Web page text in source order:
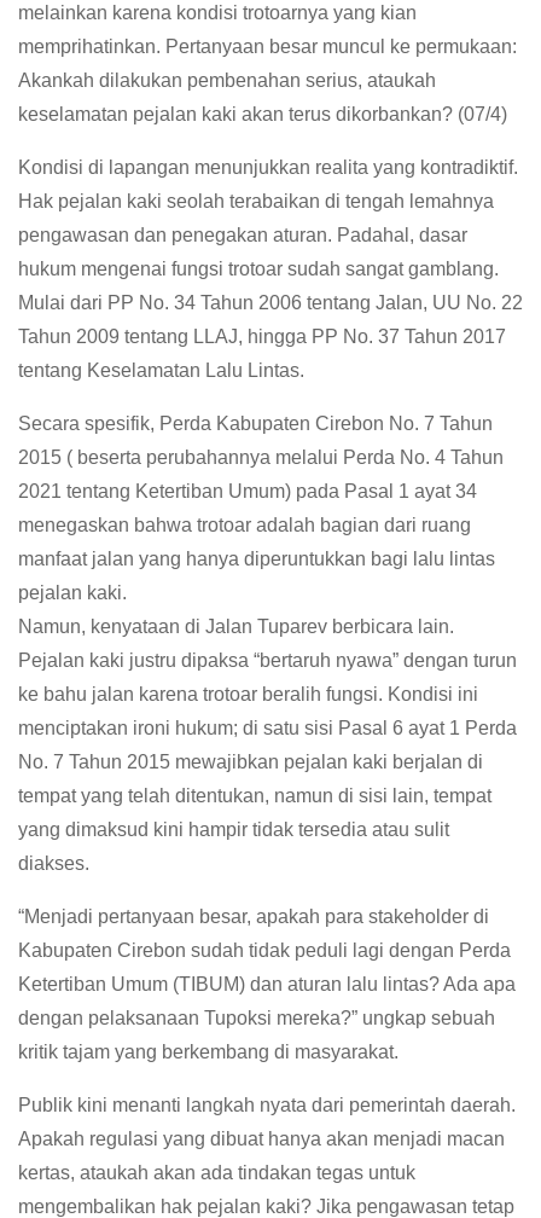
melainkan karena kondisi trotoarnya yang kian
memprihatinkan. Pertanyaan besar muncul ke permukaan:
Akankah dilakukan pembenahan serius, ataukah
keselamatan pejalan kaki akan terus dikorbankan? (07/4)
Kondisi di lapangan menunjukkan realita yang kontradiktif.
Hak pejalan kaki seolah terabaikan di tengah lemahnya
pengawasan dan penegakan aturan. Padahal, dasar
hukum mengenai fungsi trotoar sudah sangat gamblang.
Mulai dari PP No. 34 Tahun 2006 tentang Jalan, UU No. 22
Tahun 2009 tentang LLAJ, hingga PP No. 37 Tahun 2017
tentang Keselamatan Lalu Lintas.
Secara spesifik, Perda Kabupaten Cirebon No. 7 Tahun
2015 ( beserta perubahannya melalui Perda No. 4 Tahun
2021 tentang Ketertiban Umum) pada Pasal 1 ayat 34
menegaskan bahwa trotoar adalah bagian dari ruang
manfaat jalan yang hanya diperuntukkan bagi lalu lintas
pejalan kaki.
Namun, kenyataan di Jalan Tuparev berbicara lain.
Pejalan kaki justru dipaksa “bertaruh nyawa” dengan turun
ke bahu jalan karena trotoar beralih fungsi. Kondisi ini
menciptakan ironi hukum; di satu sisi Pasal 6 ayat 1 Perda
No. 7 Tahun 2015 mewajibkan pejalan kaki berjalan di
tempat yang telah ditentukan, namun di sisi lain, tempat
yang dimaksud kini hampir tidak tersedia atau sulit
diakses.
“Menjadi pertanyaan besar, apakah para stakeholder di
Kabupaten Cirebon sudah tidak peduli lagi dengan Perda
Ketertiban Umum (TIBUM) dan aturan lalu lintas? Ada apa
dengan pelaksanaan Tupoksi mereka?” ungkap sebuah
kritik tajam yang berkembang di masyarakat.
Publik kini menanti langkah nyata dari pemerintah daerah.
Apakah regulasi yang dibuat hanya akan menjadi macan
kertas, ataukah akan ada tindakan tegas untuk
mengembalikan hak pejalan kaki? Jika pengawasan tetap